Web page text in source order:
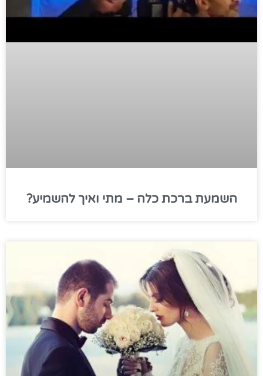
השמעת ברכת כלה – מתי ואיך להשמיע?